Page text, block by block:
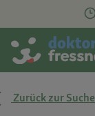
Zurück zur Suche